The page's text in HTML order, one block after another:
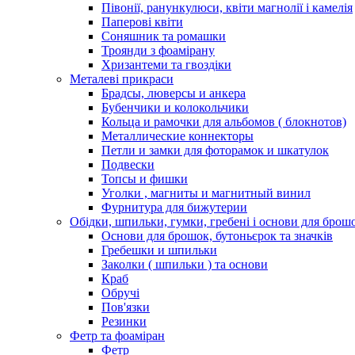
Півонії, ранункулюси, квіти магнолії і камелія
Паперові квіти
Соняшник та ромашки
Троянди з фоамірану
Хризантеми та гвоздіки
Металеві прикраси
Брадсы, люверсы и анкера
Бубенчики и колокольчики
Кольца и рамочки для альбомов ( блокнотов)
Металлические коннекторы
Петли и замки для фоторамок и шкатулок
Подвески
Топсы и фишки
Уголки , магниты и магнитный винил
Фурнитура для бижутерии
Обідки, шпильки, гумки, гребені і основи для
Основи для брошок, бутоньєрок та значків
Гребешки и шпильки
Заколки ( шпильки ) та основи
Краб
Обручі
Пов'язки
Резинки
Фетр та фоаміран
Фетр